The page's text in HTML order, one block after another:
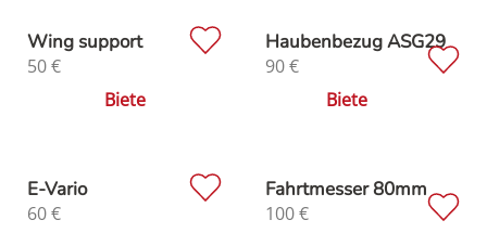
Wing support
50€
Biete
Haubenbezug ASG29
90€
Biete
E-Vario
60€
Fahrtmesser 80mm
100€